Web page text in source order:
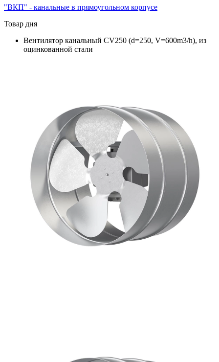
"ВКП" - канальные в прямоугольном корпусе
Товар дня
Вентилятор канальный CV250 (d=250, V=600m3/h), из
оцинкованной стали